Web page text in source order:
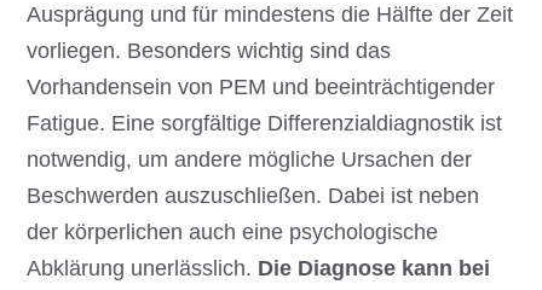
Ausprägung und für mindestens die Hälfte der Zeit
vorliegen. Besonders wichtig sind das
Vorhandensein von PEM und beeinträchtigender
Fatigue. Eine sorgfältige Differenzialdiagnostik ist
notwendig, um andere mögliche Ursachen der
Beschwerden auszuschließen. Dabei ist neben
der körperlichen auch eine psychologische
Abklärung unerlässlich. Die Diagnose kann bei